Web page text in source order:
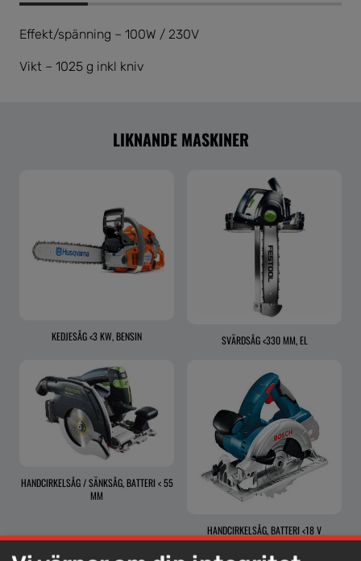
Effekt/spänning – 100W / 230V
Vikt – 1025 g inkl kniv
LIKNANDE MASKINER
KEDJESÅG <3 KW, BENSIN SVÄRDSÅG <330 MM, EL
HANDCIRKELSÅG / SÄNKSÅG, BATTERI < 55
MM
HANDCIRKELSÅG, BATTERI <18 V